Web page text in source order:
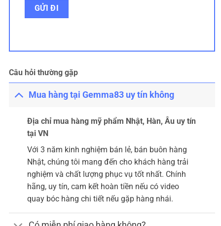
Câu hỏi thường gặp
Mua hàng tại Gemma83 uy tín không
Địa chỉ mua hàng mỹ phẩm Nhật, Hàn, Âu uy tín
tại VN
Với 3 năm kinh nghiệm bán lẻ, bán buôn hàng
Nhật, chúng tôi mang đến cho khách hàng trải
nghiệm và chất lượng phục vụ tốt nhất. Chính
hãng, uy tín, cam kết hoàn tiền nếu có video
quay bóc hàng chi tiết nếu gặp hàng nhái.